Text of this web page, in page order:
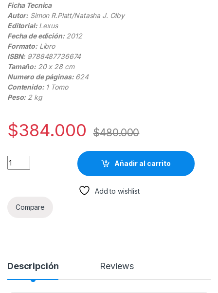
Ficha Tecnica
Autor: Simon R.Platt/Natasha J. Olby
Editorial:Lexus
Fecha de edición:2012
Formato:Libro
ISBN: 9788487736674
Tamaño: 20 x 28 cm
Numero de páginas:624
Contenido:1 Tomo
Peso: 2 kg
$384.000 $480.000
Manual de Neurología en Pequeños Animales - Lexus
Añadir al carrito
Add to wishlist
Compare
Descripción Reviews